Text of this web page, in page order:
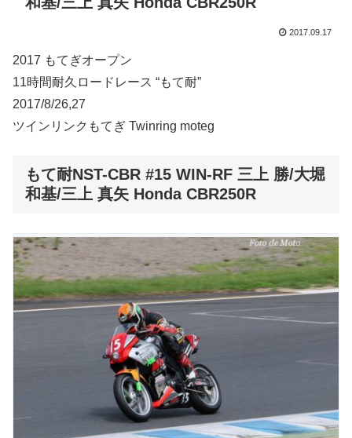
2017.09.17
2017 もてぎオープン
11時間耐久ロードレース “もて耐”
2017/8/26,27
ツインリンクもてぎ Twinring moteg
もて耐NST-CBR #15 WIN-RF 三上 勝/大堀
和基/三上 真矢 Honda CBR250R